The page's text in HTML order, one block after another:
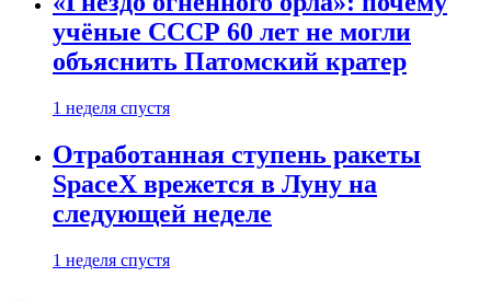
учёные СССР 60 лет не могли
объяснить Патомский кратер
1 неделя спустя
Отработанная ступень ракеты
SpaceX врежется в Луну на
следующей неделе
1 неделя спустя